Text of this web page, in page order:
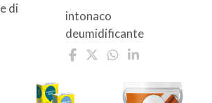
di
intonaco
deumidificante